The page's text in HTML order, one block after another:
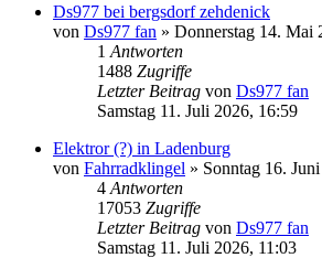
Ds977 bei bergsdorf zehdenick
von Ds977 fan » Donnerstag 14. Mai
1 Antworten
1488 Zugriffe
Letzter Beitrag von Ds977 fan
Samstag 11. Juli 2026, 16:59
Elektror (?) in Ladenburg
von Fahrradklingel » Sonntag 16.
4 Antworten
17053 Zugriffe
Letzter Beitrag von Ds977 fan
Samstag 11. Juli 2026, 11:03